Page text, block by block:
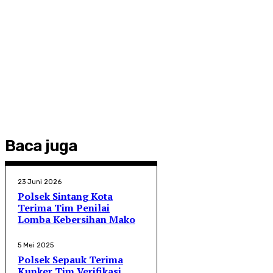
Baca juga
23 Juni 2026
Polsek Sintang Kota
Terima Tim Penilai
Lomba Kebersihan Mako
5 Mei 2025
Polsek Sepauk Terima